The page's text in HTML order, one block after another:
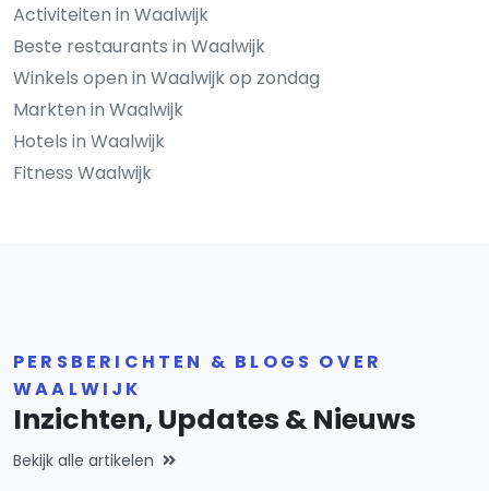
Activiteiten in Waalwijk
Beste restaurants in Waalwijk
Winkels open in Waalwijk op zondag
Markten in Waalwijk
Hotels in Waalwijk
Fitness Waalwijk
PERSBERICHTEN & BLOGS OVER
WAALWIJK
Inzichten, Updates & Nieuws
Bekijk alle artikelen